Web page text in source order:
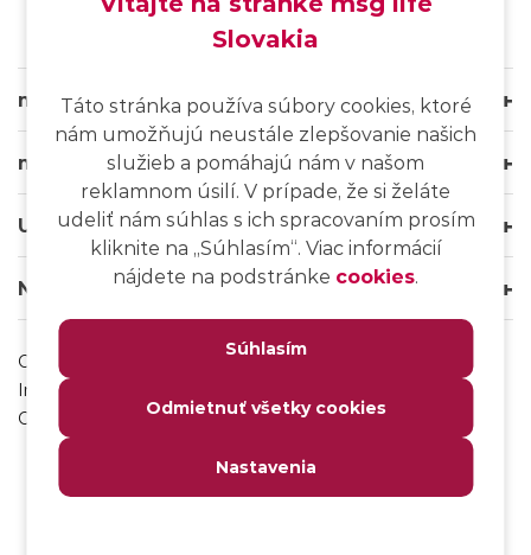
msg life Slovakia
msg life Group
Užitočné odkazy
Naše weby
Ochrana osobných údajov
Impressum
Odhlásenie sa z msg IT komunity
Slovakia
Táto stránka používa súbory cookies, ktoré
nám umožňujú neustále zlepšovanie našich
služieb a pomáhajú nám v našom
reklamnom úsilí. V prípade, že si želáte
udeliť nám súhlas s ich spracovaním prosím
kliknite na ,,Súhlasím“. Viac informácií
nájdete na podstránke cookies.
Súhlasím
Odmietnuť všetky cookies
Nastavenia